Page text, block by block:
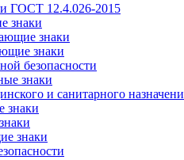
ГОСТ 12.4.026-2015
знаки
знаки
знаки
безопасности
знаки
и санитарного
знаки
знаки